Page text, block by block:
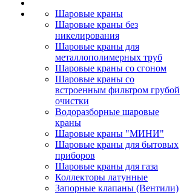
Шаровые краны
Шаровые краны без
никелирования
Шаровые краны для
металлополимерных труб
Шаровые краны со сгоном
Шаровые краны со
встроенным фильтром грубой
очистки
Водоразборные шаровые
краны
Шаровые краны "МИНИ"
Шаровые краны для бытовых
приборов
Шаровые краны для газа
Коллекторы латунные
Запорные клапаны (Вентили)